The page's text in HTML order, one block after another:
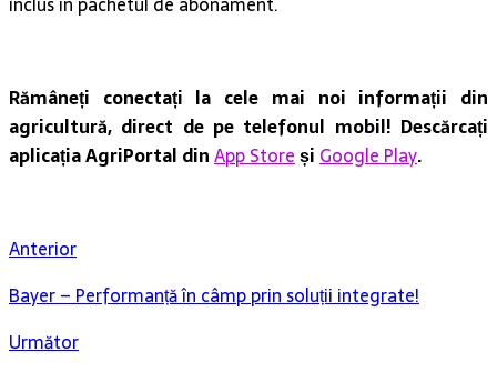
Rămâneți conectați la cele mai noi informații din
agricultură, direct de pe telefonul mobil! Descărcați
aplicația AgriPortal dinApp Storeși Google Play.
Anterior
Bayer – Performanță în câmp prin soluții integrate!
Următor